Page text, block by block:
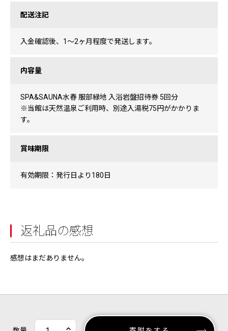
配送注記
入金確認後、1〜2ヶ月程度で発送します。
内容量
SPA&SAUNA水春 服部緑地 入浴岩盤招待券 5回分
※当館は天然温泉ご利用時、別途入湯税75円がかかりま
す。
賞味期限
有効期限：発行日より180日
返礼品の感想
感想はまだありません。